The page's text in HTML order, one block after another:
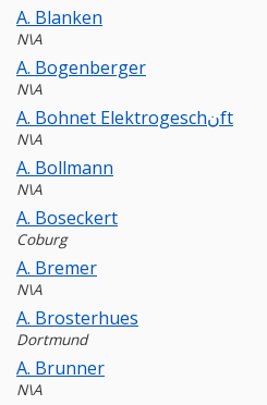
A. Blanken
N\A
A. Bogenberger
N\A
A. Bohnet Elektrogeschنft
N\A
A. Bollmann
N\A
A. Boseckert
Coburg
A. Bremer
N\A
A. Brosterhues
Dortmund
A. Brunner
N\A